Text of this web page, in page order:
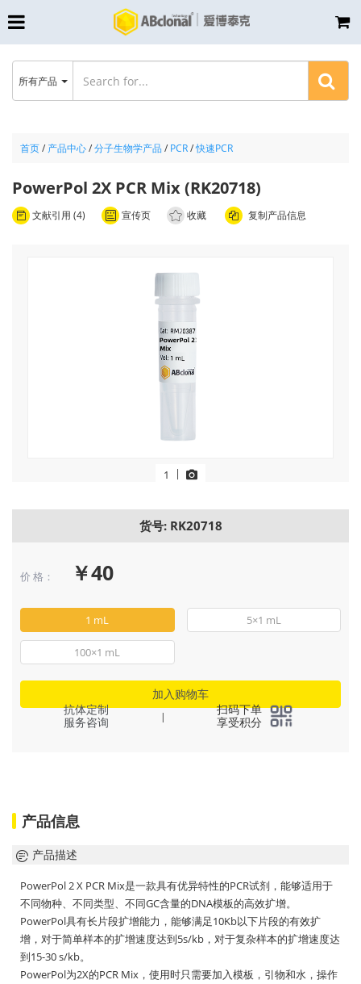
首页/ 产品中心/分子生物学产品/ PCR/快速PCR
PowerPol 2X PCR Mix (RK20718)
文献引用 (4) 宣传页 收藏 复制产品信息
1 |
货号: RK20718
价 格： ￥40
1 mL 5×1 mL
100×1 mL
加入购物车
抗体定制
服务咨询
|
扫码下单
享受积分
产品信息
产品描述
PowerPol 2 X PCR Mix是一款具有优异特性的PCR试剂，能够适用于
不同物种、不同类型、不同GC含量的DNA模板的高效扩增。
PowerPol具有长片段扩增能力，能够满足10Kb以下片段的有效扩
增，对于简单样本的扩增速度达到5s/kb，对于复杂样本的扩增速度达
到15-30 s/kb。
PowerPol为2X的PCR Mix，使用时只需要加入模板，引物和水，操作
所有产品